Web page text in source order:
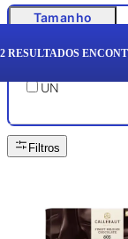
Tamanho
UN
2 RESULTADOS
Filtros